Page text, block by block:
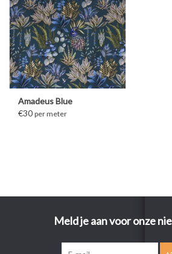
Amadeus Blue
€30 per meter
Meld je aan voor onze